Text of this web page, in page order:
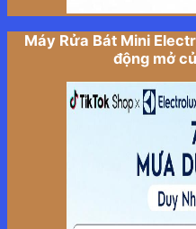
Máy Rửa Bát Mini
động mở